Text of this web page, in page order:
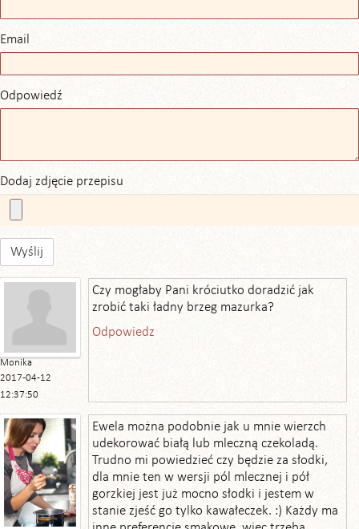
Email
Odpowiedź
Dodaj zdjęcie przepisu
Wyślij
Monika
2017-04-12
12:37:50
Czy mogłaby Pani króciutko doradzić jak
zrobić taki ładny brzeg mazurka?
Odpowiedz
Ewela można podobnie jak u mnie wierzch
udekorować białą lub mleczną czekoladą.
Trudno mi powiedzieć czy będzie za słodki,
dla mnie ten w wersji pól mlecznej i pół
gorzkiej jest już mocno słodki i jestem w
stanie zjeść go tylko kawałeczek. :) Każdy ma